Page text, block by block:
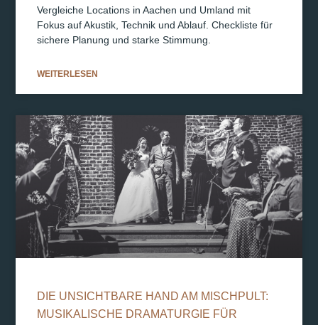
Vergleiche Locations in Aachen und Umland mit
Fokus auf Akustik, Technik und Ablauf. Checkliste für
sichere Planung und starke Stimmung.
WEITERLESEN
DIE UNSICHTBARE HAND AM MISCHPULT:
MUSIKALISCHE DRAMATURGIE FÜR